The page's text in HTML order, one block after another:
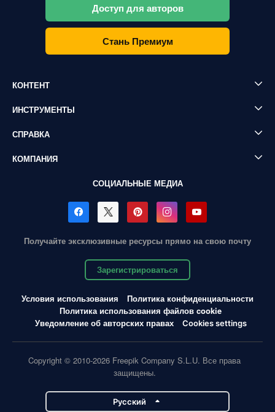
Доступ для авторов
Стань Премиум
КОНТЕНТ
ИНСТРУМЕНТЫ
СПРАВКА
КОМПАНИЯ
СОЦИАЛЬНЫЕ МЕДИА
Получайте эксклюзивные ресурсы прямо на свою почту
Зарегистрироваться
Условия использования
Политика конфиденциальности
Политика использования файлов cookie
Уведомление об авторских правах
Cookies settings
Copyright © 2010-2026 Freepik Company S.L.U. Все права
защищены.
Pусский